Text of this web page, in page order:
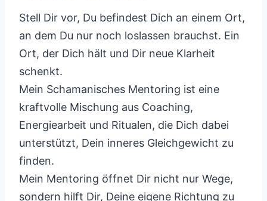
Stell Dir vor, Du befindest Dich an einem Ort,
an dem Du nur noch loslassen brauchst. Ein
Ort, der Dich hält und Dir neue Klarheit
schenkt.
Mein Schamanisches Mentoring ist eine
kraftvolle Mischung aus Coaching,
Energiearbeit und Ritualen, die Dich dabei
unterstützt, Dein inneres Gleichgewicht zu
finden.
Mein Mentoring öffnet Dir nicht nur Wege,
sondern hilft Dir, Deine eigene Richtung zu